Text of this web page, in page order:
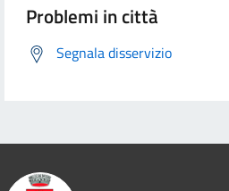
Problemi in città
Segnala disservizio